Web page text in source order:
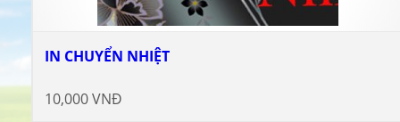
IN CHUYỂN NHIỆT
10,000 VNĐ